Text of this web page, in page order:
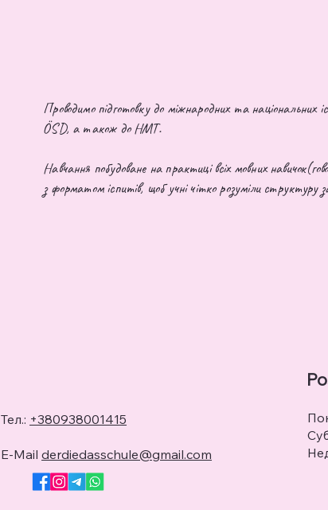
Проводимо підготовку до міжнародних та національних
ÖSD, а також до НМТ.
Навчання побудоване на практиці всіх мовних
з форматом іспитів, щоб учні чітко розуміли структуру
Тел.: +380938001415
E-Mailderdiedasschule@gmail.com